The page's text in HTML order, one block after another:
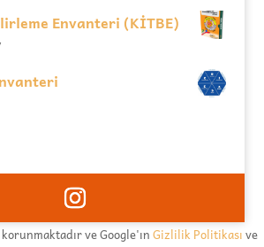
Envanteri (KİTBE)
ve Google'ınGizlilik Politikasıve